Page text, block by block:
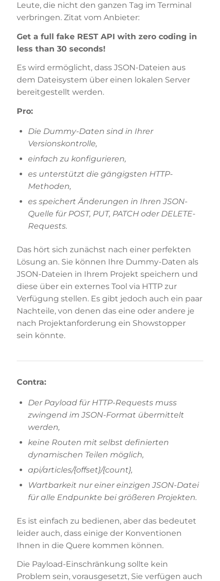
Leute, die nicht den ganzen Tag im Terminal
verbringen. Zitat vom Anbieter:
Get a full fake REST API with zero coding in
less than 30 seconds!
Es wird ermöglicht, dass JSON-Dateien aus
dem Dateisystem über einen lokalen Server
bereitgestellt werden.
Pro:
Die Dummy-Daten sind in Ihrer
Versionskontrolle,
einfach zu konfigurieren,
es unterstützt die gängigsten HTTP-
Methoden,
es speichert Änderungen in Ihren JSON-
Quelle für POST, PUT, PATCH oder DELETE-
Requests.
Das hört sich zunächst nach einer perfekten
Lösung an. Sie können Ihre Dummy-Daten als
JSON-Dateien in Ihrem Projekt speichern und
diese über ein externes Tool via HTTP zur
Verfügung stellen. Es gibt jedoch auch ein paar
Nachteile, von denen das eine oder andere je
nach Projektanforderung ein Showstopper
sein könnte.
Contra:
Der Payload für HTTP-Requests muss
zwingend im JSON-Format übermittelt
werden,
keine Routen mit selbst definierten
dynamischen Teilen möglich,
api/articles/{offset}/{count},
Wartbarkeit nur einer einzigen JSON-Datei
für alle Endpunkte bei größeren Projekten.
Es ist einfach zu bedienen, aber das bedeutet
leider auch, dass einige der Konventionen
Ihnen in die Quere kommen können.
Die Payload-Einschränkung sollte kein
Problem sein, vorausgesetzt, Sie verfügen auch